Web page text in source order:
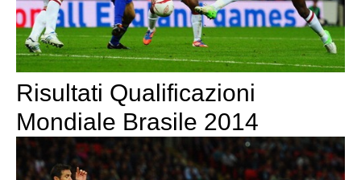
Risultati Qualificazioni
Mondiale Brasile 2014